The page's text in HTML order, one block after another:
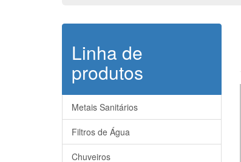
Linha de
produtos
Metais Sanitários
Filtros de Água
Chuveiros